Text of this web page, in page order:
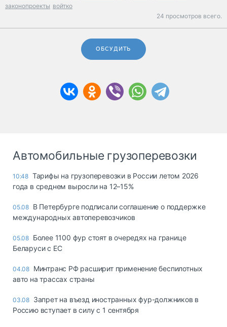
законопроекты войтко
24 просмотров всего.
ОБСУДИТЬ
Автомобильные грузоперевозки
10:48 Тарифы на грузоперевозки в России летом 2026
года в среднем выросли на 12–15%
05.08 В Петербурге подписали соглашение о поддержке
международных автоперевозчиков
05.08 Более 1100 фур стоят в очередях на границе
Беларуси с ЕС
04.08 Минтранс РФ расширит применение беспилотных
авто на трассах страны
03.08 Запрет на въезд иностранных фур-должников в
Россию вступает в силу с 1 сентября